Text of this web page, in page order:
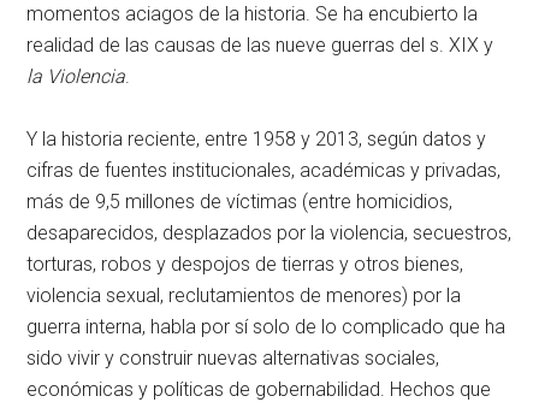
momentos aciagos de la historia. Se ha encubierto la
realidad de las causas de las nueve guerras del s. XIX y
la Violencia
Y la historia reciente, entre 1958 y 2013, según datos y
cifras de fuentes institucionales, académicas y privadas,
más de 9,5 millones de víctimas (entre homicidios,
desaparecidos, desplazados por la violencia, secuestros,
torturas, robos y despojos de tierras y otros bienes,
violencia sexual, reclutamientos de menores) por la
guerra interna, habla por sí solo de lo complicado que ha
sido vivir y construir nuevas alternativas sociales,
económicas y políticas de gobernabilidad. Hechos que